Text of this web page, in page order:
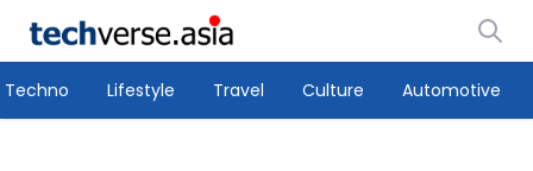
Techno Lifestyle Travel Culture Automotive